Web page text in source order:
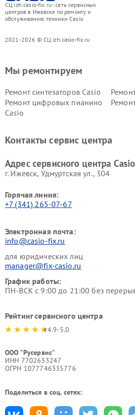
СЦ izh.casio-fix.ru - сеть сервисных
центров в Ижевске по ремонту и
обслуживанию техники Casio
2021-2026 © СЦ izh.casio-fix.ru
Мы ремонтируем
Ремонт синтезаторов Casio
Ремонт цифровых пианино
Casio
Контакты сервис центра
Адрес сервисного центра
г. Ижевск, Удмуртская ул., 304
Горячая линия:
+7 (341) 265-07-67
Электронная почта:
info@casio-fix.ru
для юридических лиц
manager@fix-casio.ru
График работы:
ПН-ВСК с 9:00 до 21:00 без
Рейтинг сервисного центра
4.9-5.0
ООО "Русервис"
ИНН 7702633247
ОГРН 1077746335776
Поделиться в соц. сетях: